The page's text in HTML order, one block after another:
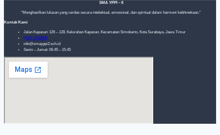
SMA YPPI – II
“Menghasilkan lulusan yang cerdas secara intelektual, emosional, dan spiritual dalam harmoni kebhinekaan.”
Kontak Kami
Jalan Kapasari 126 – 128, Kelurahan Kapasan, Kecamatan Simokerto, Kota Surabaya, Jawa Timur
(031) 3768968
info@smayppi2.sch.id
Senin – Jumat: 06.45 – 15.45